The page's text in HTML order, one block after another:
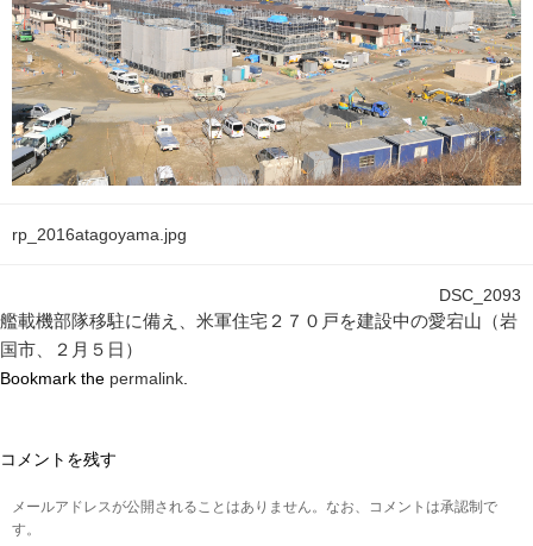
rp_2016atagoyama.jpg
DSC_2093
艦載機部隊移駐に備え、米軍住宅２７０戸を建設中の愛宕山（岩
国市、２月５日）
Bookmark the permalink
コメントを残す
メールアドレスが公開されることはありません。なお、コメントは承認制で
す。